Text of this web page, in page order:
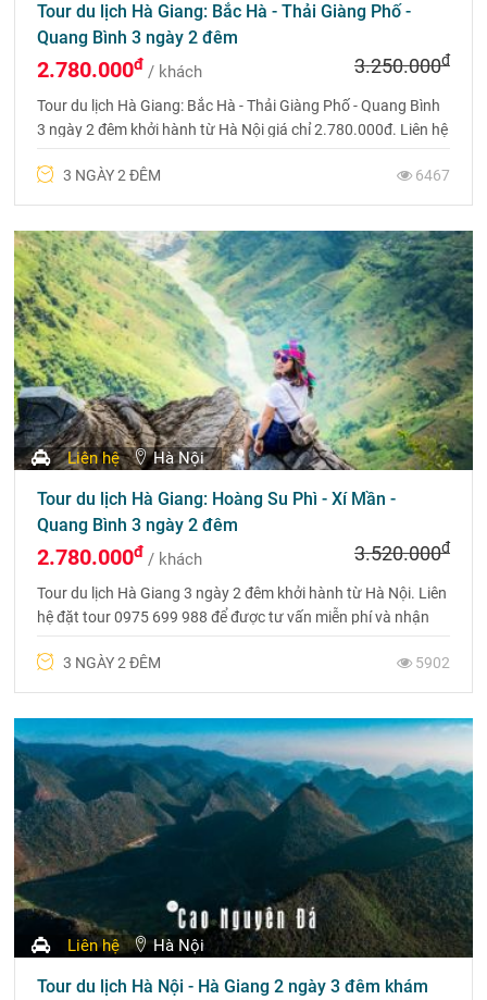
Tour du lịch Hà Giang: Bắc Hà - Thải Giàng Phố -
Quang Bình 3 ngày 2 đêm
2.780.000đ / khách 3.250.000đ
Tour du lịch Hà Giang: Bắc Hà - Thải Giàng Phố - Quang Bình
3 ngày 2 đêm khởi hành từ Hà Nội giá chỉ 2.780.000đ. Liên hệ
3 NGÀY 2 ĐÊM
6467
Liên hệ Hà Nội
Tour du lịch Hà Giang: Hoàng Su Phì - Xí Mần -
Quang Bình 3 ngày 2 đêm
2.780.000đ / khách 3.520.000đ
Tour du lịch Hà Giang 3 ngày 2 đêm khởi hành từ Hà Nội. Liên
hệ đặt tour 0975 699 988 để được tư vấn miễn phí và nhận
3 NGÀY 2 ĐÊM
5902
Liên hệ Hà Nội
Tour du lịch Hà Nội - Hà Giang 2 ngày 3 đêm khám